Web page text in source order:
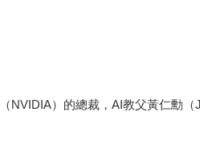
NVIDIA）的總裁，AI教父黃仁勳（